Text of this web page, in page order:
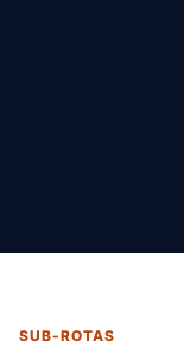
SUB-ROTAS